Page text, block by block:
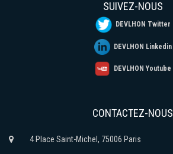
SUIVEZ-NOUS
DEVLHON Twitter
DEVLHON Linkedin
DEVLHON Youtube
CONTACTEZ-NOUS
4 Place Saint-Michel, 75006 Paris